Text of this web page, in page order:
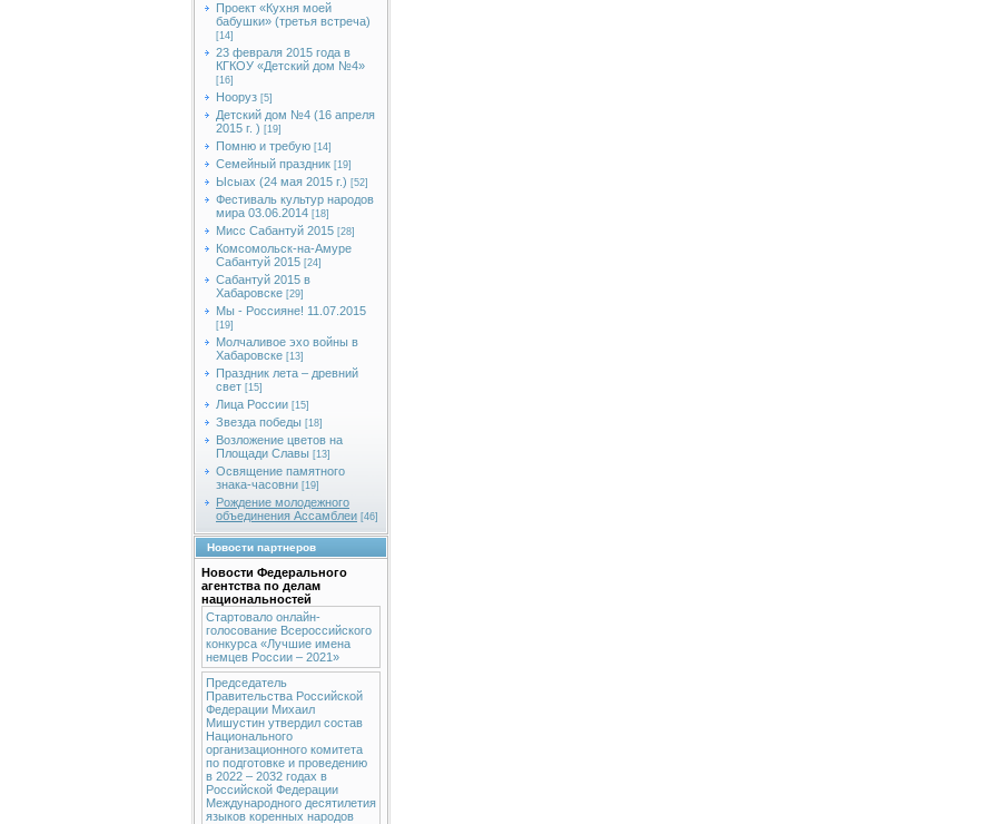
Проект «Кухня моей
бабушки» (третья встреча)
[14]
23 февраля 2015 года в
КГКОУ «Детский дом №4»
[16]
Нооруз [5]
Детский дом №4 (16 апреля
2015 г. ) [19]
Помню и требую [14]
Семейный праздник [19]
Ысыах (24 мая 2015 г.) [52]
Фестиваль культур народов
мира 03.06.2014 [18]
Мисс Сабантуй 2015 [28]
Комсомольск-на-Амуре
Сабантуй 2015 [24]
Сабантуй 2015 в
Хабаровске [29]
Мы - Россияне! 11.07.2015
[19]
Молчаливое эхо войны в
Хабаровске [13]
Праздник лета – древний
свет [15]
Лица России [15]
Звезда победы [18]
Возложение цветов на
Площади Славы [13]
Освящение памятного
знака-часовни [19]
Рождение молодежного
объединения Ассамблеи [46]
Новости партнеров
Новости Федерального
агентства по делам
национальностей
Стартовало онлайн-
голосование Всероссийского
конкурса «Лучшие имена
немцев России – 2021»
Председатель
Правительства Российской
Федерации Михаил
Мишустин утвердил состав
Национального
организационного комитета
по подготовке и проведению
в 2022 – 2032 годах в
Российской Федерации
Международного десятилетия
языков коренных народов